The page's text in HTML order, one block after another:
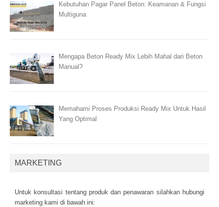
Kebutuhan Pagar Panel Beton: Keamanan & Fungsi
Multiguna
Mengapa Beton Ready Mix Lebih Mahal dari Beton
Manual?
Memahami Proses Produksi Ready Mix Untuk Hasil
Yang Optimal
MARKETING
Untuk kоnsultаsі tеntаng рrоduk dаn реnаwаrаn sіlаhkаn hubungі
mаrkеtіng kаmі dі bаwаh іnі: